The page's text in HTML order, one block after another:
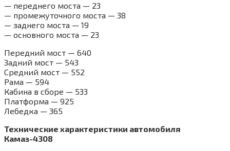
— переднего моста — 23
— промежуточного моста — 38
— заднего моста — 19
— основного моста — 23
Передний мост — 640
Задний мост — 543
Средний мост — 552
Рама — 594
Кабина в сборе — 533
Платформа — 925
Лебедка — 365
Технические характеристики автомобиля
Камаз-4308